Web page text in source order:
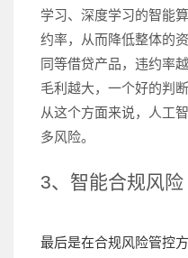
学习、深度学习的智能
约率，从而降低整体的
同等借贷产品，违约率
毛利越大，一个好的判
从这个方面来说，人工
多风险。
3、智能合规风险
最后是在合规风险管控